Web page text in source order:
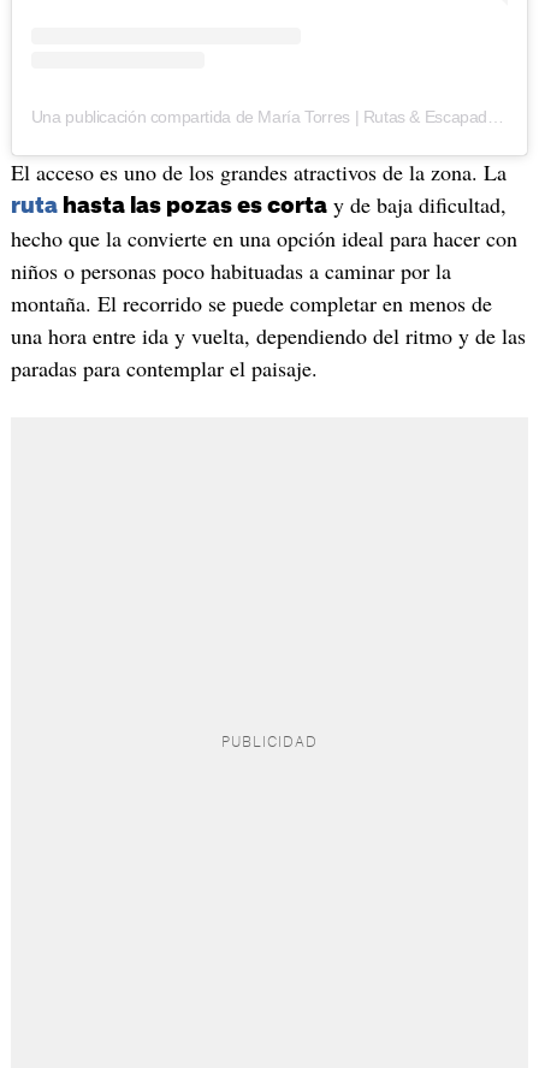
El acceso es uno de los grandes atractivos de la zona. La
rutahasta las pozas es cortay de baja dificultad,
hecho que la convierte en una opción ideal para hacer con
niños o personas poco habituadas a caminar por la
montaña. El recorrido se puede completar en menos de
una hora entre ida y vuelta, dependiendo del ritmo y de las
paradas para contemplar el paisaje.